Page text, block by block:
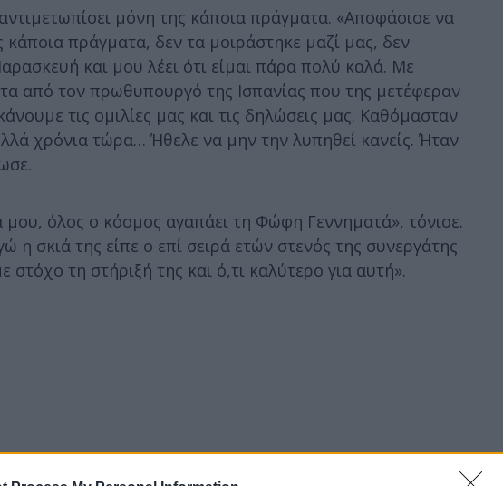
μόνη της κάποια πράγματα. «Αποφάσισε να
πράγματα, δεν τα μοιράστηκε μαζί μας, δεν
και μου λέει ότι είμαι πάρα πολύ καλά. Με
από τον πρωθυπουργό της Ισπανίας που της μετέφεραν
τις ομιλίες μας και τις δηλώσεις μας. Καθόμασταν
χρόνια τώρα… Ήθελε να μην την λυπηθεί κανείς. Ήταν
όλος ο κόσμος αγαπάει τη Φώφη Γεννηματά», τόνισε.
σκιά της είπε ο επί σειρά ετών στενός της συνεργάτης
τη στήριξή της και ό,τι καλύτερο για αυτή».